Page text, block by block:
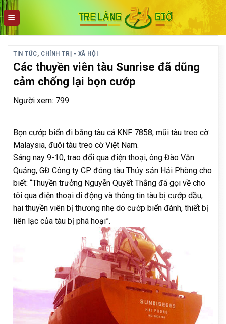
Skip
to
content
TIN TỨC, CHÍNH TRỊ - XÃ HỘI
Các thuyền viên tàu Sunrise đã dũng
cảm chống lại bọn cướp
Người xem: 799
Bọn cướp biển đi bằng tàu cá KNF 7858, mũi tàu treo cờ
Malaysia, đuôi tàu treo cờ Việt Nam.
Sáng nay 9-10, trao đổi qua điện thoại, ông Đào Văn
Quảng, GĐ Công ty CP đóng tàu Thủy sản Hải Phòng cho
biết: “Thuyền trưởng Nguyễn Quyết Thắng đã gọi về cho
tôi qua điện thoại di động và thông tin tàu bị cướp dầu,
hai thuyền viên bị thương nhẹ do cướp biển đánh, thiết bị
liên lạc của tàu bị phá hoại”.